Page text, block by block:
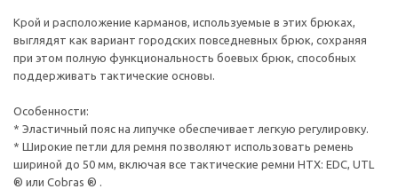
Крой и расположение карманов, используемые в этих брюках,
выглядят как вариант городских повседневных брюк, сохраняя
при этом полную функциональность боевых брюк, способных
поддерживать тактические основы.
Особенности:
* Эластичный пояс на липучке обеспечивает легкую регулировку.
* Широкие петли для ремня позволяют использовать ремень
шириной до 50 мм, включая все тактические ремни HTX: EDC, UTL
® или Cobras ® .